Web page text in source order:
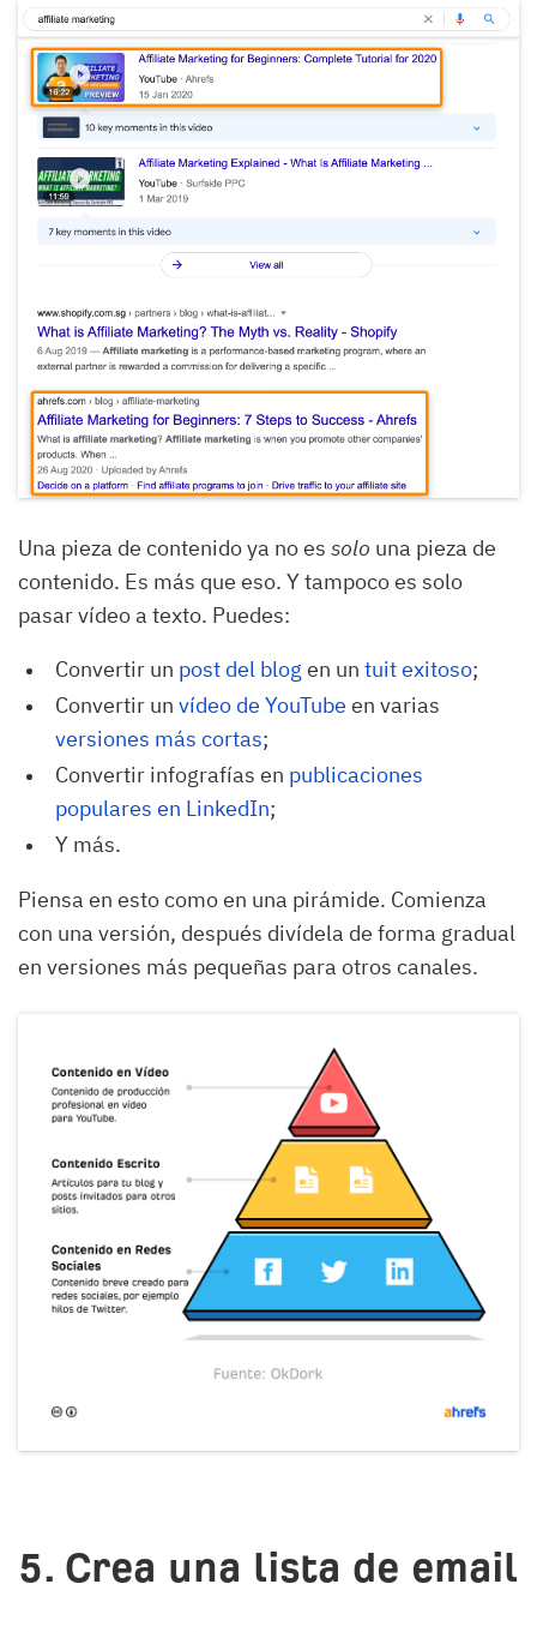
Una pieza de contenido ya no es solo una pieza de
contenido. Es más que eso. Y tampoco es solo
pasar vídeo a texto. Puedes:
Convertir un post del blog en un tuit exitoso;
Convertir un vídeo de YouTube en varias
versiones más cortas;
Convertir infografías en publicaciones
populares en LinkedIn;
Y más.
Piensa en esto como en una pirámide. Comienza
con una versión, después divídela de forma gradual
en versiones más pequeñas para otros canales.
5. Crea una lista de email